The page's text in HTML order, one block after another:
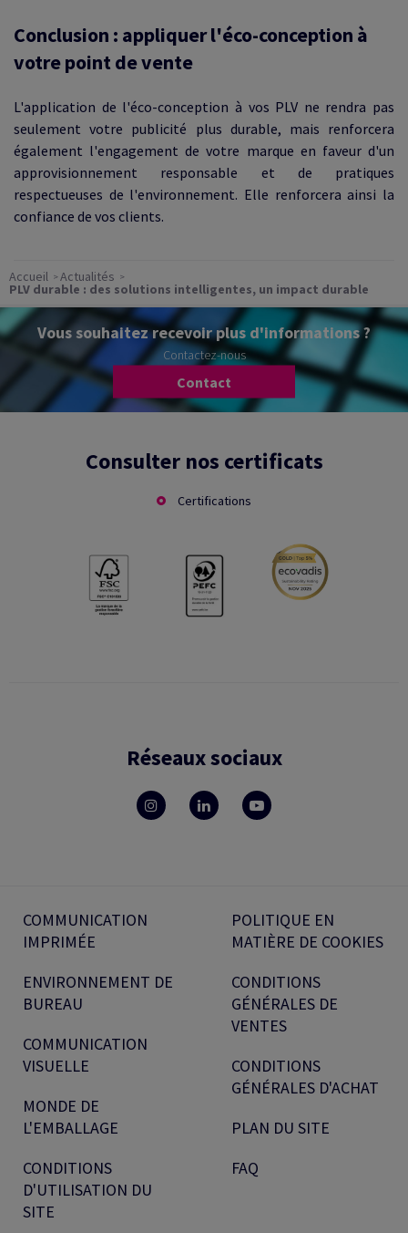
Conclusion : appliquer l'éco-conception à
votre point de vente
L'application de l'éco-conception à vos PLV ne rendra pas
seulement votre publicité plus durable, mais renforcera
également l'engagement de votre marque en faveur d'un
approvisionnement responsable et de pratiques
respectueuses de l'environnement. Elle renforcera ainsi la
confiance de vos clients.
Accueil Actualités
PLV durable : des solutions intelligentes, un impact durable
Vous souhaitez recevoir plus d'informations ?
Contactez-nous
Contact
Consulter nos certificats
Certifications
Réseaux sociaux
COMMUNICATION
IMPRIMÉE
ENVIRONNEMENT DE
BUREAU
COMMUNICATION
VISUELLE
MONDE DE
L'EMBALLAGE
CONDITIONS
D'UTILISATION DU
SITE
POLITIQUE EN
MATIÈRE DE COOKIES
CONDITIONS
GÉNÉRALES DE
VENTES
CONDITIONS
GÉNÉRALES D'ACHAT
PLAN DU SITE
FAQ